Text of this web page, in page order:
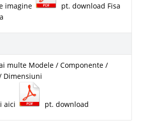
imagine
pt. download Fisa
multe Modele / Componente /
Dimensiuni
aici pt. download